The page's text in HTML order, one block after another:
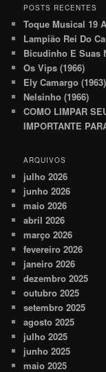
POSTS RECENTES
Toque Musical 19
Lampião Rei Do
Bicudinho E Suas
Os Vips (1966)
Ely Camargo (1963)
Nelsinho (1966)
COMO LIMPAR
IMPORTANTE
ARQUIVOS
julho 2026
junho 2026
maio 2026
abril 2026
março 2026
fevereiro 2026
janeiro 2026
dezembro 2025
outubro 2025
setembro 2025
agosto 2025
julho 2025
junho 2025
maio 2025